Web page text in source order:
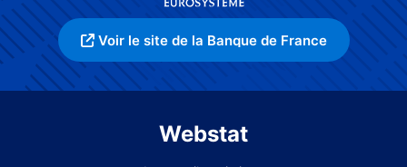
Voir le site de la Banque de France
Webstat